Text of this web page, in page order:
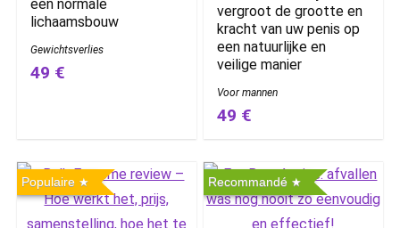
een normale
lichaamsbouw
Gewichtsverlies
49 €
vergroot de grootte en
kracht van uw penis op
een natuurlijke en
veilige manier
Voor mannen
49 €
Populaire Recommandé